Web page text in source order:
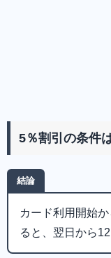
5％割引の条件
結論
カード利用開始
ると、翌日から